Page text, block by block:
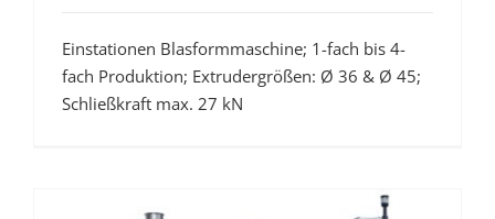
Einstationen Blasformmaschine; 1-fach bis 4-
fach Produktion; Extrudergrößen: Ø 36 & Ø 45;
Schließkraft max. 27 kN